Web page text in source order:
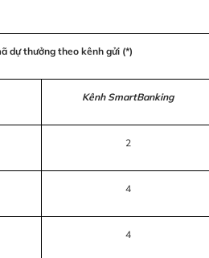
dự thưởng theo kênh gửi (*)
Kênh SmartBanking
2
4
4